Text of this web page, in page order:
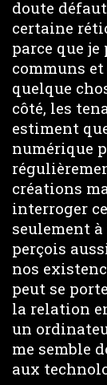
doute
certaine
parce que
communs
quelque
côté, les
estiment
numérique
créations
interroger
seulement
perçois
nos
peut se
la relation
un
me semble
aux